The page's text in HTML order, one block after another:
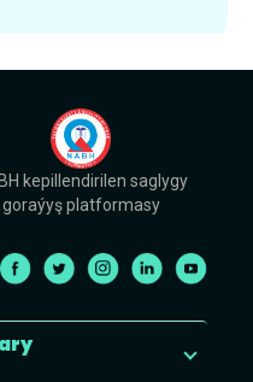
kepillendirilen saglygy
goraýyş platformasy